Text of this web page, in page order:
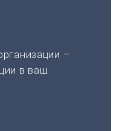
–
в ваш